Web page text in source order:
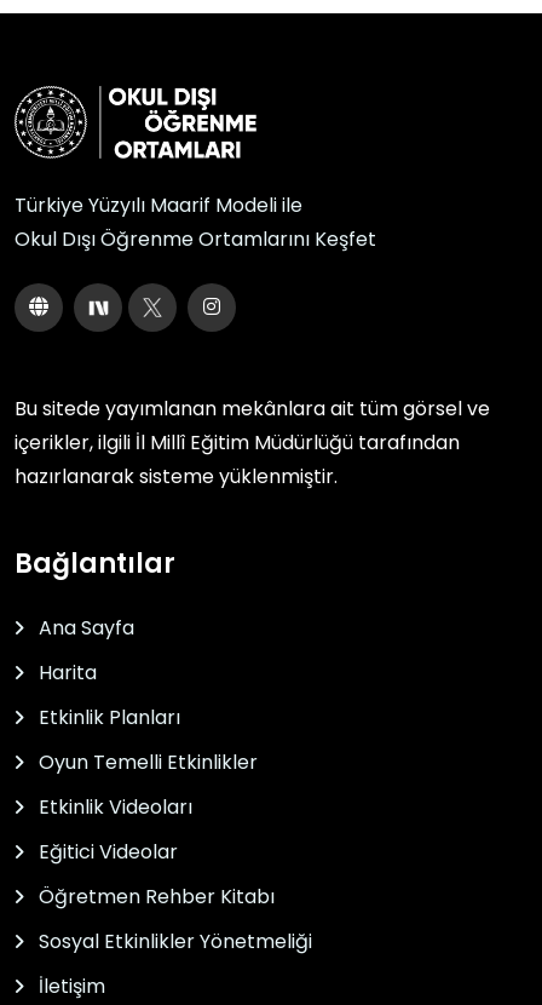
Türkiye Yüzyılı Maarif Modeli ile
Okul Dışı Öğrenme Ortamlarını Keşfet
Bu sitede yayımlanan mekânlara ait tüm görsel ve
içerikler, ilgili İl Millî Eğitim Müdürlüğü tarafından
hazırlanarak sisteme yüklenmiştir.
Bağlantılar
Ana Sayfa
Harita
Etkinlik Planları
Oyun Temelli Etkinlikler
Etkinlik Videoları
Eğitici Videolar
Öğretmen Rehber Kitabı
Sosyal Etkinlikler Yönetmeliği
İletişim